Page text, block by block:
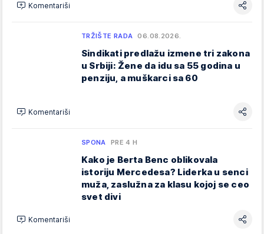
Komentariši
TRŽIŠTE RADA 06.08.2026.
Sindikati predlažu izmene tri zakona
u Srbiji: Žene da idu sa 55 godina u
penziju, a muškarci sa 60
Komentariši
SPONA PRE 4 H
Kako je Berta Benc oblikovala
istoriju Mercedesa? Liderka u senci
muža, zaslužna za klasu kojoj se ceo
svet divi
Komentariši